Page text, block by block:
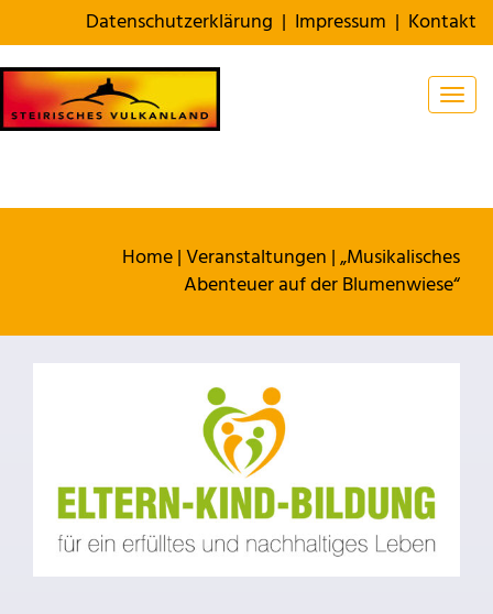
Datenschutzerklärung | Impressum | Kontakt
Home|Veranstaltungen |„Musikalisches
Abenteuer auf der Blumenwiese“